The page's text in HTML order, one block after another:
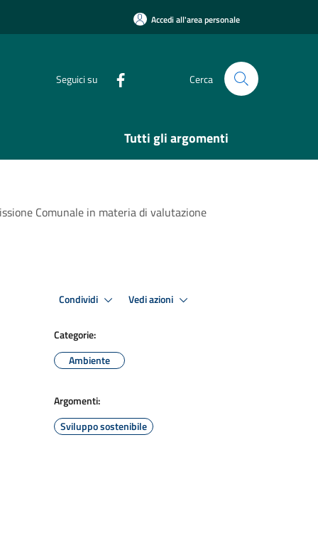
Accedi all'area personale
Seguici su Cerca
Tutti gli argomenti
Comunale in materia di valutazione
Condividi Vedi azioni
Categorie:
Ambiente
Argomenti:
Sviluppo sostenibile